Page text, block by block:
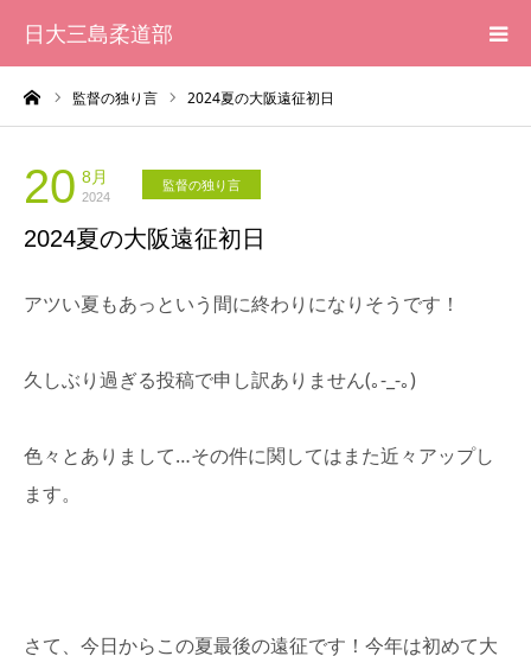
日大三島柔道部
監督の独り言 2024夏の大阪遠征初日
20 8月
2024
監督の独り言
2024夏の大阪遠征初日
アツい夏もあっという間に終わりになりそうです！
久しぶり過ぎる投稿で申し訳ありません(｡-_-｡)
色々とありまして…その件に関してはまた近々アップし
ます。
さて、今日からこの夏最後の遠征です！今年は初めて大
HOME
柔道部 紹介
ブログ
大会記録
写真集